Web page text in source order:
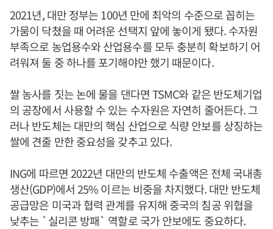
2021년, 대만 정부는 100년 만에 최악의 수준으로 꼽히는
가뭄이 닥쳤을 때 어려운 선택지 앞에 놓이게 됐다. 수자원
부족으로 농업용수와 산업용수를 모두 충분히 확보하기 어
려워져 둘 중 하나를 포기해야만 했기 때문이다.
쌀 농사를 짓는 논에 물을 댄다면 TSMC와 같은 반도체기업
의 공장에서 사용할 수 있는 수자원은 자연히 줄어든다. 그
러나 반도체는 대만의 핵심 산업으로 식량 안보를 상징하는
쌀에 견줄 만한 중요성을 갖추고 있다.
ING에 따르면 2022년 대만의 반도체 수출액은 전체 국내총
생산(GDP)에서 25% 이르는 비중을 차지했다. 대만 반도체
공급망은 미국과 협력 관계를 유지해 중국의 침공 위협을
낮추는 `실리콘 방패` 역할로 국가 안보에도 중요하다.